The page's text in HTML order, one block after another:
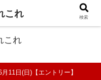
＆比較サイト
これ
11日(日)【エントリー】
これ 検索